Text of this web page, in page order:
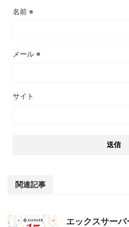
名前 ※
メール ※
サイト
関連記事
エックスサー